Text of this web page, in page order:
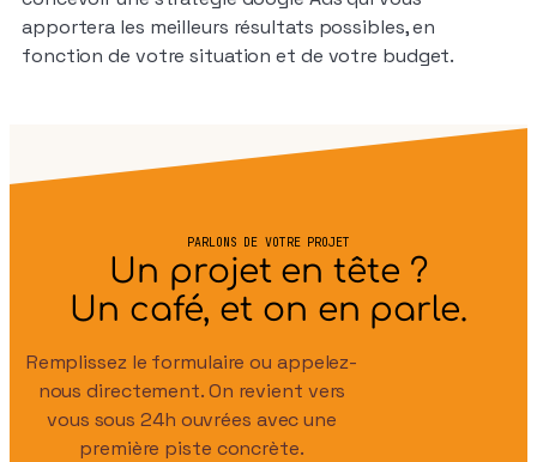
apportera les meilleurs résultats possibles, en
fonction de votre situation et de votre budget.
PARLONS DE VOTRE PROJET
Un projet en tête ?
Un café, et on en parle.
Remplissez le formulaire ou appelez-
nous directement. On revient vers
vous sous 24h ouvrées avec une
première piste concrète.